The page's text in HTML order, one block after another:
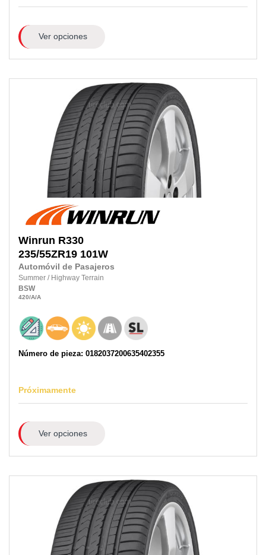
Ver opciones
Winrun R330
235/55ZR19 101W
Automóvil de Pasajeros
Summer / Highway Terrain
BSW
420/A/A
Número de pieza: 0182037200635402355
Próximamente
Ver opciones